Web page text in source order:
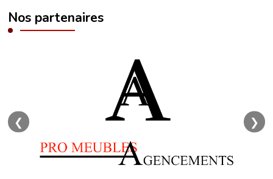
Nos partenaires
❮ ❯